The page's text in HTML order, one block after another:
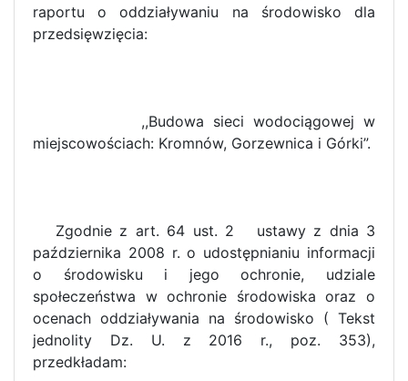
raportu o oddziaływaniu na środowisko dla
przedsięwzięcia:
,,Budowa sieci wodociągowej w
miejscowościach: Kromnów, Gorzewnica i Górki”.
Zgodnie z art. 64 ust. 2 ustawy z dnia 3
października 2008 r. o udostępnianiu informacji
o środowisku i jego ochronie, udziale
społeczeństwa w ochronie środowiska oraz o
ocenach oddziaływania na środowisko ( Tekst
jednolity Dz. U. z 2016 r., poz. 353),
przedkładam: